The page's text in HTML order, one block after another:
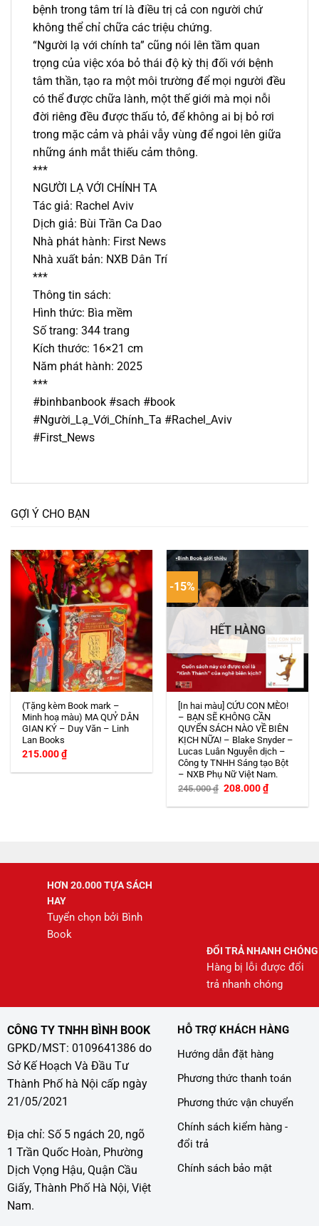
bệnh trong tâm trí là điều trị cả con người chứ
không thể chỉ chữa các triệu chứng.
“Người lạ với chính ta” cũng nói lên tầm quan
trọng của việc xóa bỏ thái độ kỳ thị đối với bệnh
tâm thần, tạo ra một môi trường để mọi người đều
có thể được chữa lành, một thế giới mà mọi nỗi
đời riêng đều được thấu tỏ, để không ai bị bỏ rơi
trong mặc cảm và phải vẫy vùng để ngoi lên giữa
những ánh mắt thiếu cảm thông.
***
NGƯỜI LẠ VỚI CHÍNH TA
Tác giả: Rachel Aviv
Dịch giả: Bùi Trần Ca Dao
Nhà phát hành: First News
Nhà xuất bản: NXB Dân Trí
***
Thông tin sách:
Hình thức: Bìa mềm
Số trang: 344 trang
Kích thước: 16×21 cm
Năm phát hành: 2025
***
#binhbanbook #sach #book
#Người_Lạ_Với_Chính_Ta #Rachel_Aviv
#First_News
GỢI Ý CHO BẠN
(Tặng kèm Book mark –
Minh hoạ màu) MA QUỶ DÂN
GIAN KÝ – Duy Văn – Linh
Lan Books
215.000₫
-15%
HẾT HÀNG
[In hai màu] CỨU CON MÈO!
– BẠN SẼ KHÔNG CẦN
QUYỂN SÁCH NÀO VỀ BIÊN
KỊCH NỮA! – Blake Snyder –
Lucas Luân Nguyễn dịch –
Công ty TNHH Sáng tạo Bột
– NXB Phụ Nữ Việt Nam.
245.000₫ Giá
là:
208.000₫Giá
hiện
tại
HƠN 20.000 TỰA SÁCH
HAY
Tuyển chọn bởi Bình
Book
ĐỔI TRẢ NHANH CHÓNG
Hàng bị lỗi được đổi
trả nhanh chóng
CÔNG TY TNHH BÌNH BOOK
GPKD/MST: 0109641386 do
Sở Kế Hoạch Và Đầu Tư
Thành Phố hà Nội cấp ngày
21/05/2021
Địa chỉ: Số 5 ngách 20, ngõ
1 Trần Quốc Hoàn, Phường
Dịch Vọng Hậu, Quận Cầu
Giấy, Thành Phố Hà Nội, Việt
Nam.
HỖ TRỢ KHÁCH HÀNG
Hướng dẫn đặt hàng
Phương thức thanh toán
Phương thức vận chuyển
Chính sách kiểm hàng -
đổi trả
Chính sách bảo mật